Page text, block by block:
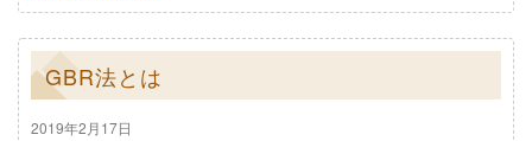
GBR法とは
2019年2月17日